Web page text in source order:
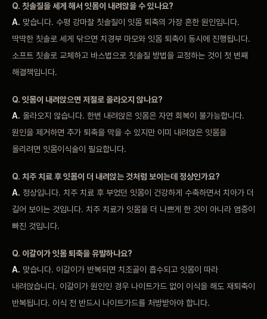
Q. 칫솔질을 세게 해서 잇몸이 내려앉을 수 있나요?
A. 맞습니다. 수평 강마찰 칫솔질이 잇몸 퇴축의 가장 흔한 원인입니다.
딱딱한 칫솔로 세게 닦으면 치경부 마모와 잇몸 퇴축이 동시에 진행됩니다.
소프트 칫솔로 교체하고 바스법으로 칫솔질 방법을 교정하는 것이 첫 번째
해결책입니다.
Q. 잇몸이 내려앉으면 저절로 올라오지 않나요?
A. 올라오지 않습니다. 한번 내려앉은 잇몸은 자연 회복이 불가능합니다.
원인을 제거하면 추가 퇴축을 막을 수 있지만 이미 내려앉은 잇몸을
올리려면 잇몸이식술이 필요합니다.
Q. 치주 치료 후 잇몸이 더 내려앉는 것처럼 보이는데 정상인가요?
A. 정상입니다. 치주 치료 후 부었던 잇몸이 건강하게 수축하면서 치아가 더
길어 보이는 것입니다. 치주 치료가 잇몸을 더 나쁘게 한 것이 아니라 염증이
빠진 것입니다.
Q. 이갈이가 잇몸 퇴축을 유발하나요?
A. 맞습니다. 이갈이가 반복되면 치조골이 흡수되고 잇몸이 따라
내려앉습니다. 이갈이가 원인인 경우 나이트가드 없이 이식을 해도 재퇴축이
반복됩니다. 이식 전 반드시 나이트가드를 처방받아야 합니다.